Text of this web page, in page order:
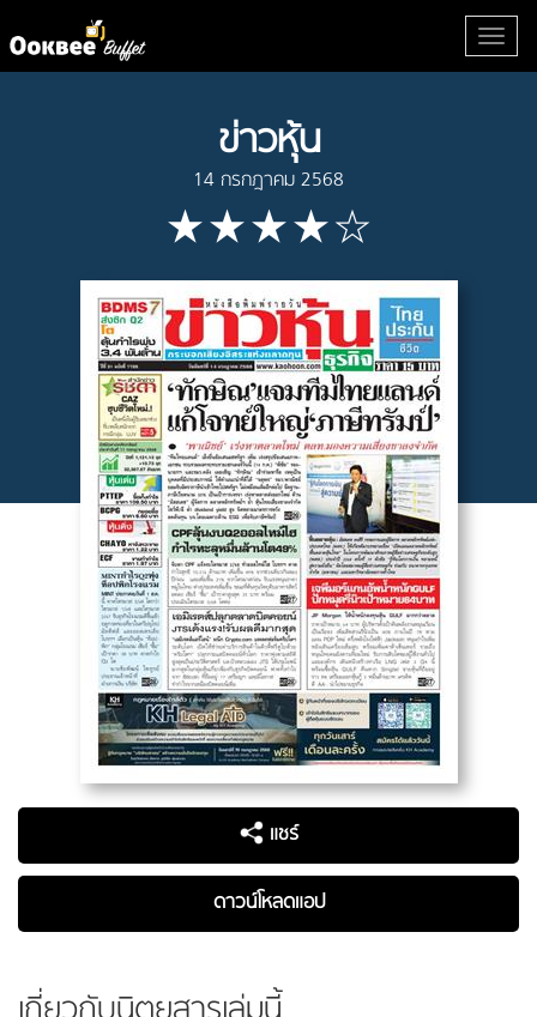
ข่าวหุ้น
14 กรกฎาคม 2568
แชร์
ดาวน์โหลดแอป